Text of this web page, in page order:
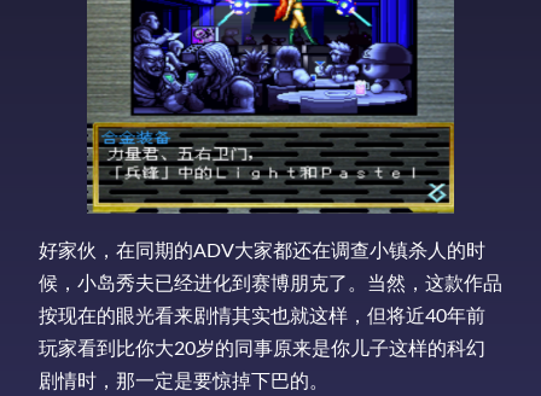
好家伙，在同期的ADV大家都还在调查小镇杀人的时
候，小岛秀夫已经进化到赛博朋克了。当然，这款作品
按现在的眼光看来剧情其实也就这样，但将近40年前
玩家看到比你大20岁的同事原来是你儿子这样的科幻
剧情时，那一定是要惊掉下巴的。